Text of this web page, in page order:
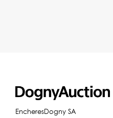
EncheresDogny SA